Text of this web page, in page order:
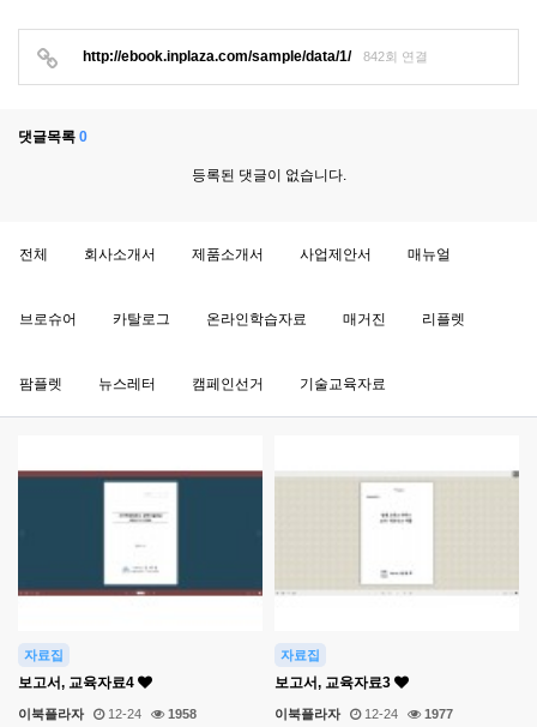
http://ebook.inplaza.com/sample/data/1/ 842회 연결
댓글목록 0
등록된 댓글이 없습니다.
전체 회사소개서 제품소개서 사업제안서 매뉴얼
브로슈어 카탈로그 온라인학습자료 매거진 리플렛
팜플렛 뉴스레터 캠페인선거 기술교육자료
자료집
보고서, 교육자료4
이북플라자 12-24 1958
자료집
보고서, 교육자료3
이북플라자 12-24 1977